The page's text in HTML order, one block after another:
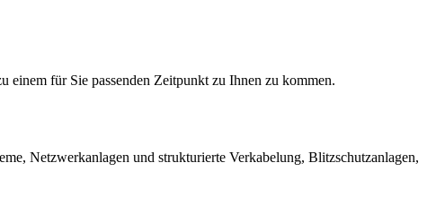
einem für Sie passenden Zeitpunkt zu Ihnen zu kommen.
Netzwerkanlagen und strukturierte Verkabelung, Blitzschutzanlagen,